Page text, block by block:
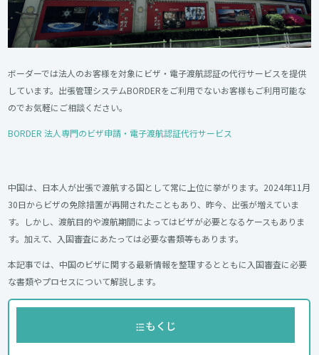
ボーダーでは法人のお客様を対象にビザ・電子渡航認証の代行サービスを提供
しています。出張管理システムBORDERをご利用でないお客様もご利用可能な
のでお気軽にご相談ください。
BORDER 法人専門のビザ申請・電子渡航認証代行サービス
中国は、日本人が出張で渡航する国として常に上位に挙がります。2024年11月
30日からビザの免除措置が再開されたこともあり、昨今、出張が増えていま
す。しかし、渡航目的や渡航期間によってはビザが必要となるケースもありま
す。加えて、入国審査にあたっては必要な書類等もあります。
本記事では、中国のビザに関する最新情報を整理するとともに入国審査に必要
な書類やプロセスについて解説します。
もくじ